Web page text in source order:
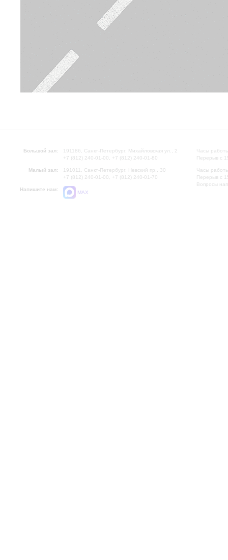
Большой зал:
191186, Санкт-Петербург, Михайловская ул., 2
+7 (812) 240-01-00, +7 (812) 240-01-80
Малый зал:
191011, Санкт-Петербург, Невский пр., 30
+7 (812) 240-01-00, +7 (812) 240-01-70
Напишите нам:
MAX
Часы
Перерыв с
Часы
Перерыв с
Вопросы